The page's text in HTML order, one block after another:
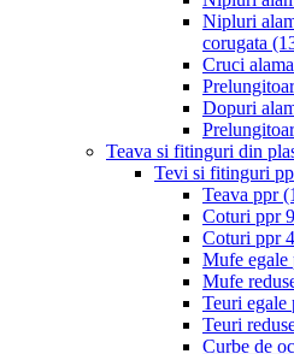
Nipluri
corugata
Cruci alama
Dopuri
Teava si fitinguri din
Tevi si fitinguri
Teava ppr
Coturi ppr
Coturi ppr
Mufe egale
Mufe
Teuri egale
Teuri
Curbe de